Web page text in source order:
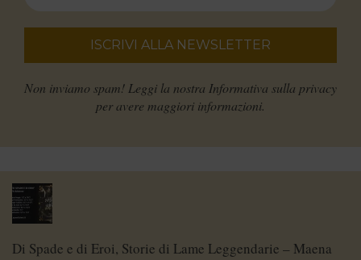
Non inviamo spam! Leggi la nostra Informativa sulla privacy
per avere maggiori informazioni.
Di Spade e di Eroi, Storie di Lame Leggendarie – Maena